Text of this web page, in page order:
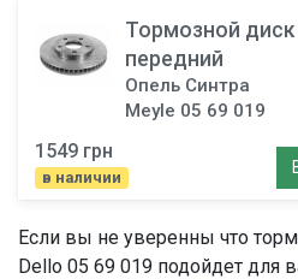
Тормозной диск
передний
Опель Синтра
Meyle 05 69 019
1549 грн
в наличии
Если вы не уверенны что
Dello 05 69 019 подойдет для